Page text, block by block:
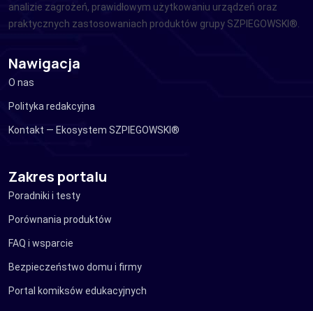
analizie zagrożeń, prawidłowym użytkowaniu urządzeń oraz
praktycznych zastosowaniach produktów grupy SZPIEGOWSKI®.
Nawigacja
O nas
Polityka redakcyjna
Kontakt — Ekosystem SZPIEGOWSKI®
Zakres portalu
Poradniki i testy
Porównania produktów
FAQ i wsparcie
Bezpieczeństwo domu i firmy
Portal komiksów edukacyjnych